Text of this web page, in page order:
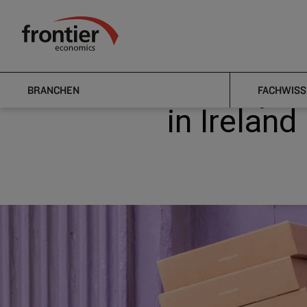
Frontier Economics
BRANCHEN
Nachrichten & Einblicke
A study
in Ireland